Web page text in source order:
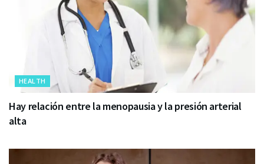
HEALTH
Hay relación entre la menopausia y la presión arterial
alta